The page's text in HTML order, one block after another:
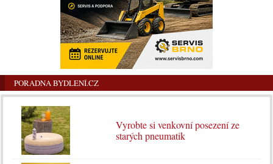
PORADNA BYDLENÍ.CZ
Vyrobte si venkovní posezení ze
starých pneumatik